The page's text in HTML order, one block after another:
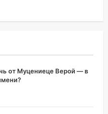
от Муцениеце Верой — в